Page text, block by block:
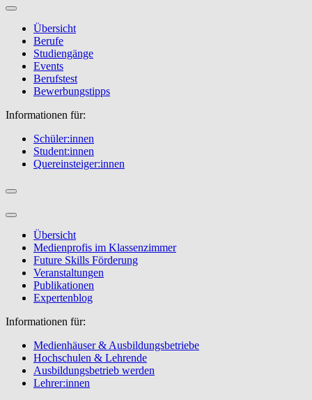
Übersicht
Berufe
Studiengänge
Events
Berufstest
Bewerbungstipps
Informationen für:
Schüler:innen
Student:innen
Quereinsteiger:innen
Übersicht
Medienprofis im Klassenzimmer
Future Skills Förderung
Veranstaltungen
Publikationen
Expertenblog
Informationen für:
Medienhäuser & Ausbildungsbetriebe
Hochschulen & Lehrende
Ausbildungsbetrieb werden
Lehrer:innen